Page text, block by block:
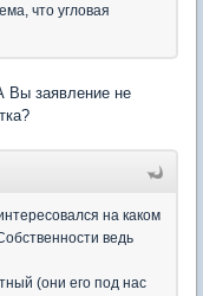
что угловая
Вы заявление не
на каком
ведь
(они его под нас